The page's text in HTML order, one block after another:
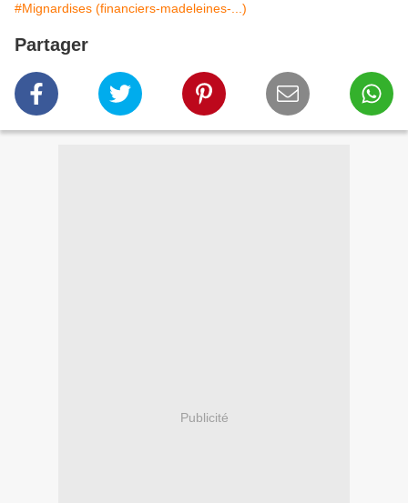
#Mignardises (financiers-madeleines-...)
Partager
Publicité